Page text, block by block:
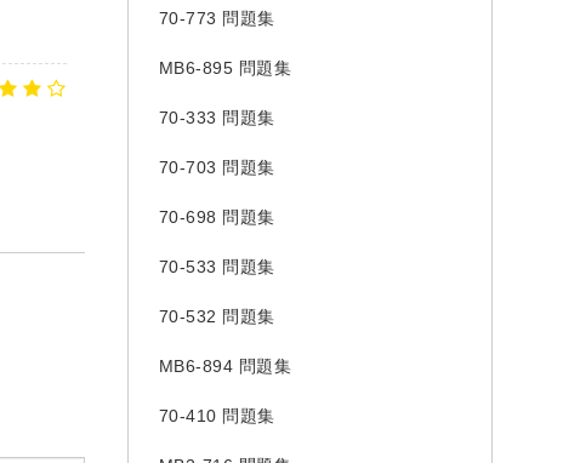
70-773 問題集
MB6-895 問題集
70-333 問題集
70-703 問題集
70-698 問題集
70-533 問題集
70-532 問題集
MB6-894 問題集
70-410 問題集